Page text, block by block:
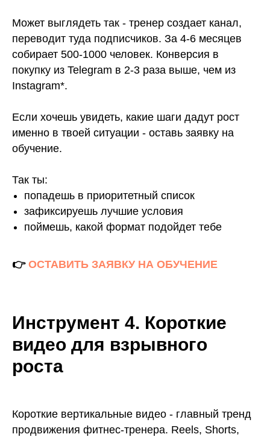
Может выглядеть так - тренер создает канал,
переводит туда подписчиков. За 4-6 месяцев
собирает 500-1000 человек. Конверсия в
покупку из Telegram в 2-3 раза выше, чем из
Instagram*.
Если хочешь увидеть, какие шаги дадут рост
именно в твоей ситуации - оставь заявку на
обучение.
Так ты:
попадешь в приоритетный список
зафиксируешь лучшие условия
поймешь, какой формат подойдет тебе
👉ОСТАВИТЬ ЗАЯВКУ НА ОБУЧЕНИЕ
Инструмент 4. Короткие
видео для взрывного
роста
Короткие вертикальные видео - главный тренд
продвижения фитнес-тренера. Reels, Shorts,